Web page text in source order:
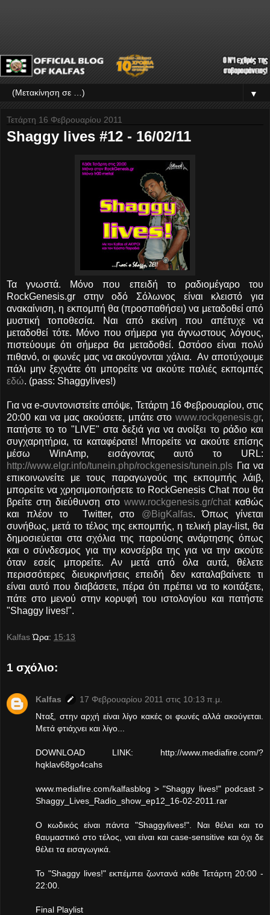
▼
Τετάρτη 16 Φεβρουαρίου 2011
Shaggy lives #12 - 16/02/11
Τα γνωστά. Μόνο που επειδή το ραδιομέγαρο του
RockGenesis.gr στην οδό Σόλωνος είναι κλειστό για
ανακαίνιση, η εκπομπή θα (προσπαθήσει) να μεταδοθεί από
μυστική τοποθεσία. Ναι από εκείνη που απέτυχε να
μεταδοθεί τότε. Μόνο που σήμερα για άγνωστους λόγους,
πιστεύουμε ότι σήμερα θα μεταδοθεί. Ωστόσο είναι πολύ
πιθανό, οι φωνές μας να ακούγονται χάλια. Αν αποτύχουμε
πάλι μην ξεχνάτε ότι μπορείτε να ακούτε παλιές εκπομπές
εδώ. (pass: Shaggylives!)
Για να e-συντονιστείτε απόψε, Τετάρτη 16 Φεβρουαρίου, στις
20:00 και να μας ακούσετε, μπάτε στο www.rockgenesis.gr,
πατήστε το το "LIVE" στα δεξιά για να ανοίξει το ράδιο και
συγχαρητήρια, τα καταφέρατε! Μπορείτε να ακούτε επίσης
μέσω WinAmp, εισάγοντας αυτό το URL:
http://www.elgr.info/tunein.php/rockgenesis/tunein.pls Για να
επικοινωνείτε με τους παραγωγούς της εκπομπής λάιβ,
μπορείτε να χρησιμοποιήσετε το RockGenesis Chat που θα
βρείτε στη διεύθυνση στο www.rockgenesis.gr/chatκαθώς
και πλέον το Twitter, στο @BigKalfas. Όπως γίνεται
συνήθως, μετά το τέλος της εκπομπής, η τελική play-list, θα
δημοσιεύεται στα σχόλια της παρούσης ανάρτησης όπως
και ο σύνδεσμος για την κονσέρβα της για να την ακούτε
όταν εσείς μπορείτε. Αν μετά από όλα αυτά, θέλετε
περισσότερες διευκρινήσεις επειδή δεν καταλαβαίνετε τι
είναι αυτό που διαβάσετε, πέρα ότι πρέπει να το κοιτάξετε,
πάτε στο μενού στην κορυφή του ιστολογίου και πατήστε
"Shaggy lives!".
Kalfas Ώρα: 15:13
1 σχόλιο:
Kalfas
17 Φεβρουαρίου 2011 στις 10:13 π.μ.
Νταξ, στην αρχή είναι λίγο κακές οι φωνές αλλά ακούγεται.
Μετά φτιάχνει και λίγο...
DOWNLOAD LINK: http://www.mediafire.com/?
hqklav68go4cahs
www.mediafire.com/kalfasblog > "Shaggy lives!" podcast >
Shaggy_Lives_Radio_show_ep12_16-02-2011.rar
O κωδικός είναι πάντα "Shaggylives!". Ναι θέλει και το
θαυμαστικό στο τέλος, ναι είναι και case-sensitive και όχι δε
θέλει τα εισαγωγικά.
Το "Shaggy lives!" εκπέμπει ζωντανά κάθε Τετάρτη 20:00 -
22:00.
Final Playlist